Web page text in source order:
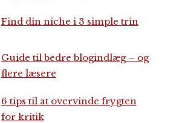
Find din niche i 3 simple trin
Guide til bedre blogindlæg – og
flere læsere
6 tips til at overvinde frygten
for kritik